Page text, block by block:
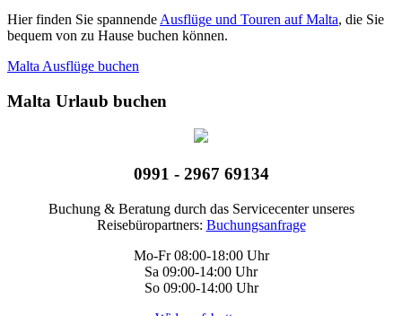
Hier finden Sie spannende Ausflüge und Touren auf Malta, die Sie
bequem von zu Hause buchen können.
Malta Ausflüge buchen
Malta Urlaub buchen
0991 - 2967 69134
Buchung & Beratung durch das Servicecenter unseres
Reisebüropartners: Buchungsanfrage
Mo-Fr 08:00-18:00 Uhr
Sa 09:00-14:00 Uhr
So 09:00-14:00 Uhr